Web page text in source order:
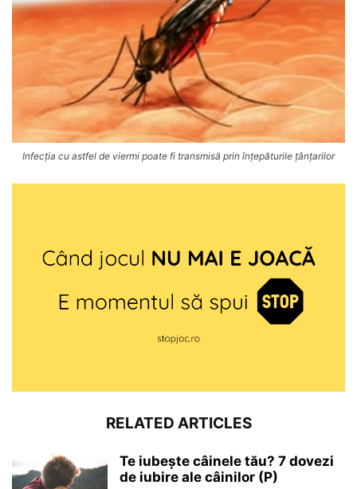
Infecția cu astfel de viermi poate fi transmisă prin înțepăturile țânțarilor
RELATED ARTICLES
Te iubește câinele tău? 7 dovezi
de iubire ale câinilor (P)